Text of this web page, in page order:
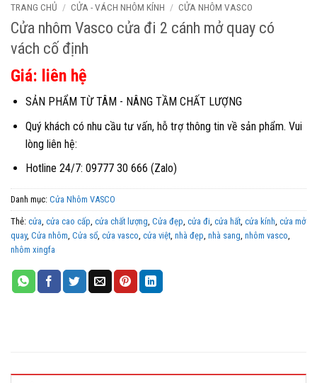
TRANG CHỦ / CỬA - VÁCH NHÔM KÍNH / CỬA NHÔM VASCO
Cửa nhôm Vasco cửa đi 2 cánh mở quay có
vách cố định
Giá: liên hệ
SẢN PHẨM TỪ TÂM - NÂNG TẦM CHẤT LƯỢNG
Quý khách có nhu cầu tư vấn, hỗ trợ thông tin về sản phẩm. Vui
lòng liên hệ:
Hotline 24/7: 09777 30 666 (Zalo)
Danh mục: Cửa Nhôm VASCO
Thẻ: cửa, cửa cao cấp, cửa chất lượng, Cửa đẹp, cửa đi, cửa hất, cửa kính, cửa mở
quay, Cửa nhôm, Cửa sổ, cửa vasco, cửa việt, nhà đẹp, nhà sang, nhôm vasco,
nhôm xingfa